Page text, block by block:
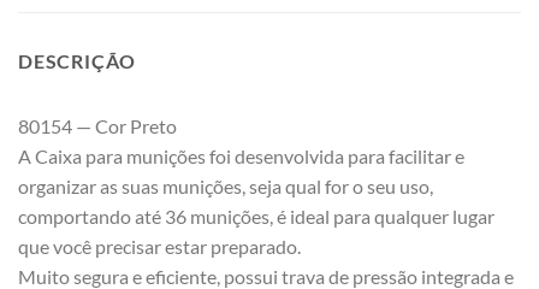
DESCRIÇÃO
80154 — Cor Preto
A Caixa para munições foi desenvolvida para facilitar e
organizar as suas munições, seja qual for o seu uso,
comportando até 36 munições, é ideal para qualquer lugar
que você precisar estar preparado.
Muito segura e eficiente, possui trava de pressão integrada e